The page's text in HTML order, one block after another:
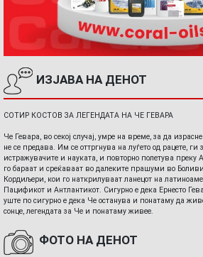
ИЗЈАВА НА ДЕНОТ
СОТИР КОСТОВ ЗА ЛЕГЕНДАТА НА ЧЕ ГЕВАРА
Че Гевара, во секој случај, умре на време, за да
не се предава. Им се оттргнува на луѓето од рацете, ги
истражувачите и науката, и повторно полетува преку
го бараат и среќаваат во далеките прашуми во
Кордиљери, кои го наткрилуваат ланецот на
Пацификот и Антлантикот. Сигурно е дека Ернесто
уште по сигурно е дека Че останува и понатаму да
сонце, легендата за Че и понатаму живее.
ФОТО НА ДЕНОТ